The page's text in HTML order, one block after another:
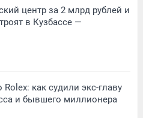
центр за 2 млрд рублей и
в Кузбассе —
как судили экс-главу
и бывшего миллионера